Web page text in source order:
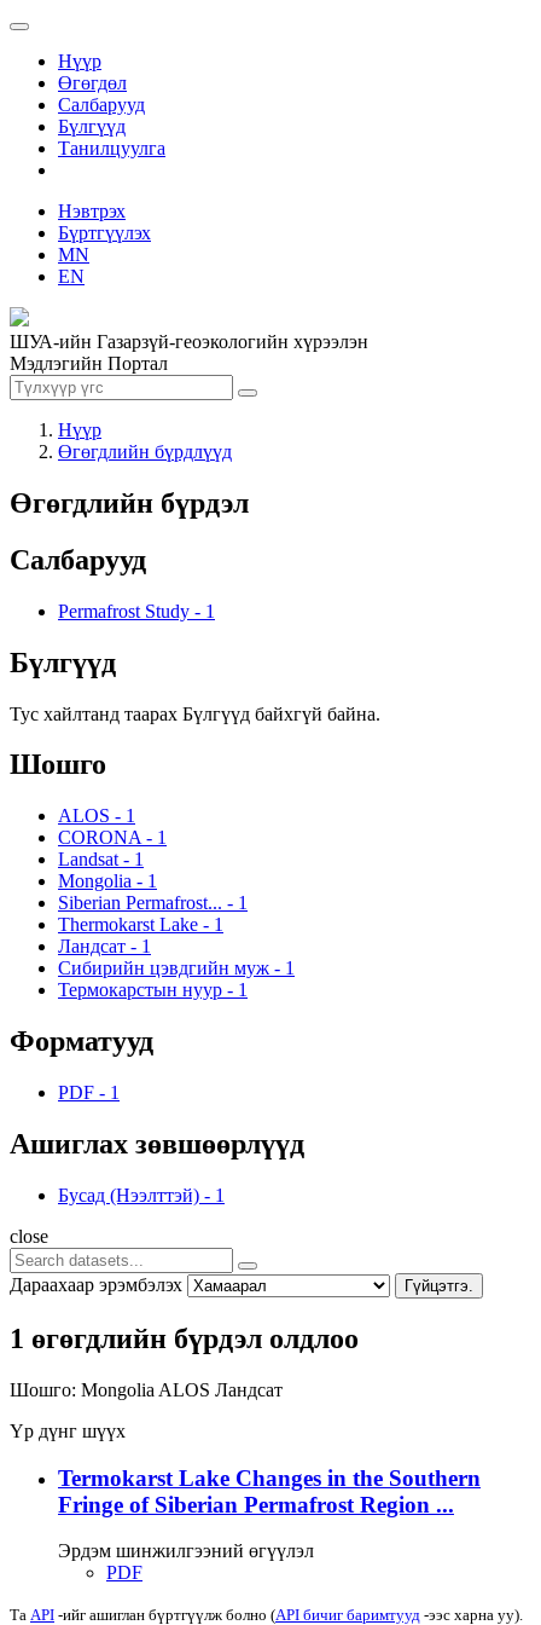
Нүүр
Өгөгдөл
Салбарууд
Бүлгүүд
Танилцуулга
Нэвтрэх
Бүртгүүлэх
MN
EN
ШУА-ийн Газарзүй-геоэкологийн хүрээлэн
Мэдлэгийн Портал
Нүүр
Өгөгдлийн бүрдлүүд
Өгөгдлийн бүрдэл
Салбарууд
Permafrost Study - 1
Бүлгүүд
Тус хайлтанд таарах Бүлгүүд байхгүй байна.
Шошго
ALOS - 1
CORONA - 1
Landsat - 1
Mongolia - 1
Siberian Permafrost... - 1
Thermokarst Lake - 1
Ландсат - 1
Сибирийн цэвдгийн муж - 1
Термокарстын нуур - 1
Форматууд
PDF - 1
Ашиглах зөвшөөрлүүд
Бусад (Нээлттэй) - 1
close
Дараахаар эрэмбэлэх Гүйцэтгэ.
1 өгөгдлийн бүрдэл олдлоо
Шошго: Mongolia ALOS Ландсат
Үр дүнг шүүх
Termokarst Lake Changes in the Southern
Fringe of Siberian Permafrost Region ...
Эрдэм шинжилгээний өгүүлэл
PDF
Та API -ийг ашиглан бүртгүүлж болно (API бичиг баримтууд -ээс харна уу).